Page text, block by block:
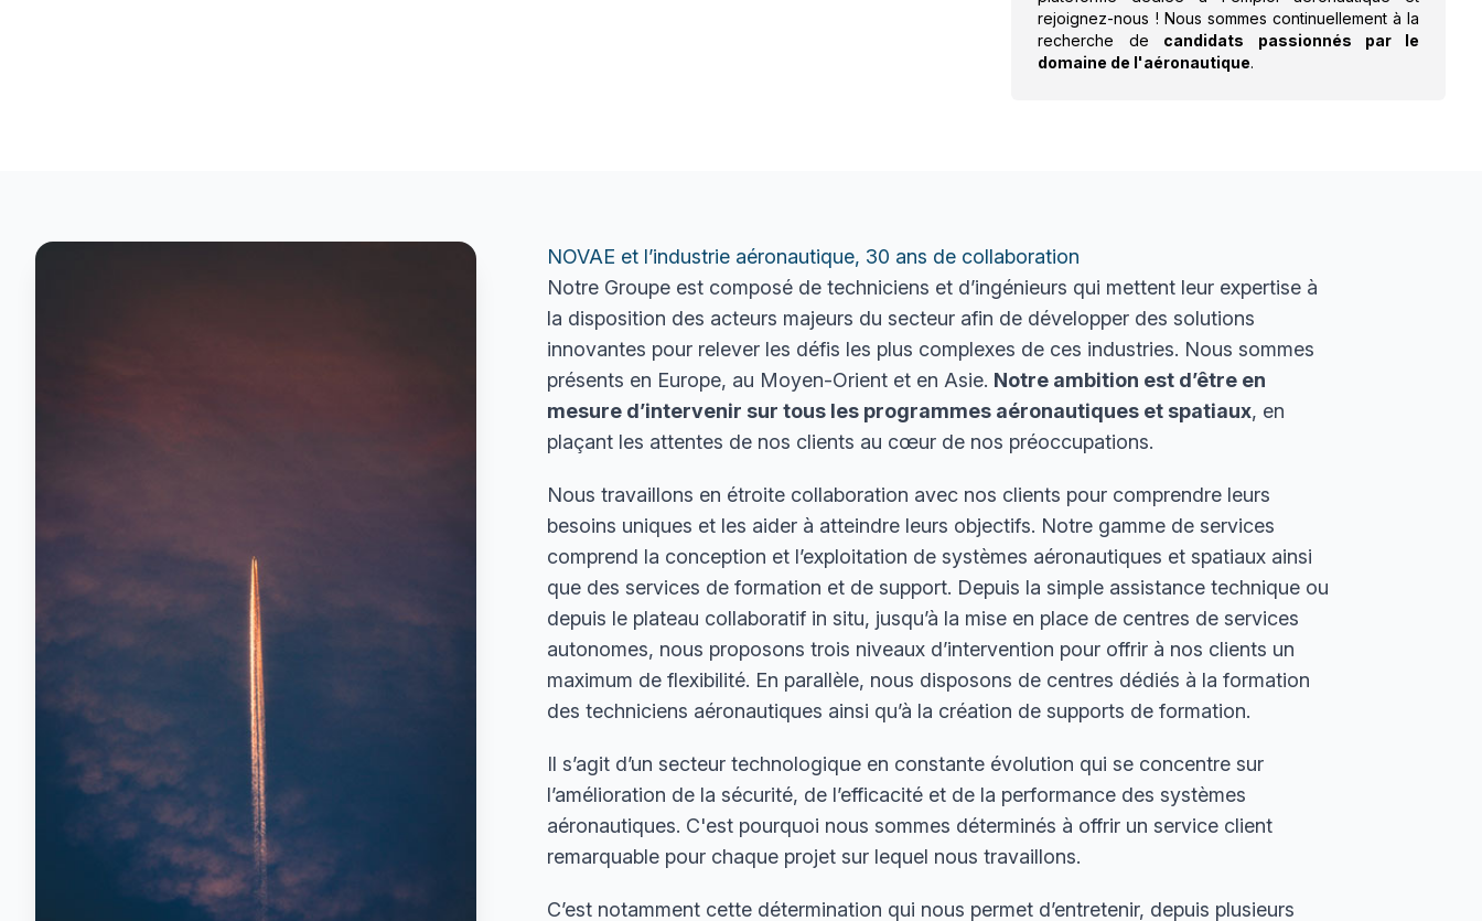
rejoignez-nous ! Nous sommes continuellement à la
recherche de candidats passionnés par le
domaine de l'aéronautique.
NOVAE et l’industrie aéronautique, 30 ans de collaboration
Notre Groupe est composé de techniciens et d’ingénieurs qui mettent leur expertise à
la disposition des acteurs majeurs du secteur afin de développer des solutions
innovantes pour relever les défis les plus complexes de ces industries. Nous sommes
présents en Europe, au Moyen-Orient et en Asie. Notre ambition est d’être en
mesure d’intervenir sur tous les programmes aéronautiques et spatiaux, en
plaçant les attentes de nos clients au cœur de nos préoccupations.
Nous travaillons en étroite collaboration avec nos clients pour comprendre leurs
besoins uniques et les aider à atteindre leurs objectifs. Notre gamme de services
comprend la conception et l’exploitation de systèmes aéronautiques et spatiaux ainsi
que des services de formation et de support. Depuis la simple assistance technique ou
depuis le plateau collaboratif in situ, jusqu’à la mise en place de centres de services
autonomes, nous proposons trois niveaux d’intervention pour offrir à nos clients un
maximum de flexibilité. En parallèle, nous disposons de centres dédiés à la formation
des techniciens aéronautiques ainsi qu’à la création de supports de formation.
Il s’agit d’un secteur technologique en constante évolution qui se concentre sur
l’amélioration de la sécurité, de l’efficacité et de la performance des systèmes
aéronautiques. C'est pourquoi nous sommes déterminés à offrir un service client
remarquable pour chaque projet sur lequel nous travaillons.
C’est notamment cette détermination qui nous permet d’entretenir, depuis plusieurs